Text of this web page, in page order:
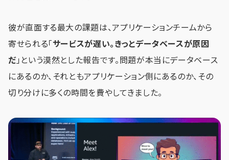
彼が直面する最大の課題は、アプリケーションチームから
寄せられる「 サービスが遅い。きっとデータベースが原因
だ」という漠然とした報告です。問題が本当にデータベース
にあるのか、それともアプリケーション側にあるのか、その
切り分けに多くの時間を費やしてきました。